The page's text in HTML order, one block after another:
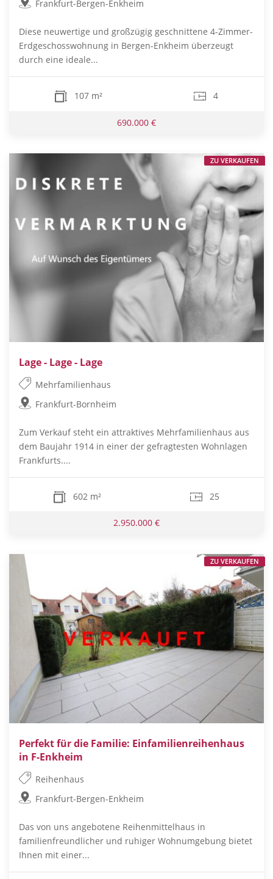
Frankfurt-Bergen-Enkheim
Diese neuwertige und großzügig geschnittene 4-Zimmer-
Erdgeschosswohnung in Bergen-Enkheim überzeugt
durch eine ideale...
107 m² 4
690.000 €
Lage - Lage - Lage
Mehrfamilienhaus
Frankfurt-Bornheim
Zum Verkauf steht ein attraktives Mehrfamilienhaus aus
dem Baujahr 1914 in einer der gefragtesten Wohnlagen
Frankfurts....
602 m² 25
2.950.000 €
ZU VERKAUFEN
Perfekt für die Familie: Einfamilienreihenhaus
in F-Enkheim
Reihenhaus
Frankfurt-Bergen-Enkheim
Das von uns angebotene Reihenmittelhaus in
familienfreundlicher und ruhiger Wohnumgebung bietet
Ihnen mit einer...
ZU VERKAUFEN